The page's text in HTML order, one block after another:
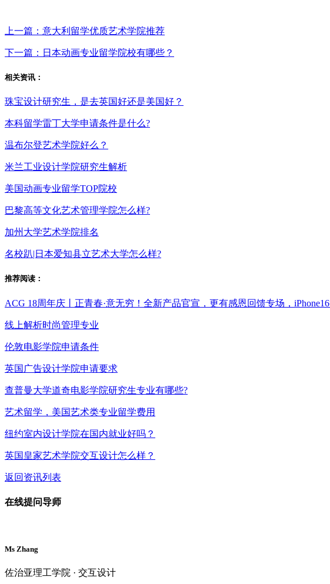
上一篇：意大利留学优质艺术学院推荐
下一篇：日本动画专业留学院校有哪些？
相关资讯：
珠宝设计研究生，是去英国好还是美国好？
本科留学雷丁大学申请条件是什么?
温布尔登艺术学院好么？
米兰工业设计学院研究生解析
美国动画专业留学TOP院校
巴黎高等文化艺术管理学院怎么样?
加州大学艺术学院排名
名校趴|日本爱知县立艺术大学怎么样?
推荐阅读：
ACG 18周年庆丨正青春·意无穷！全新产品官宣，更有感恩回馈专场，
线上解析时尚管理专业
伦敦电影学院申请条件
英国广告设计学院申请要求
查普曼大学道奇电影学院研究生专业有哪些?
艺术留学，美国艺术类专业留学费用
纽约室内设计学院在国内就业好吗？
英国皇家艺术学院交互设计怎么样？
返回资讯列表
在线提问导师
Ms Zhang
佐治亚理工学院 · 交互设计